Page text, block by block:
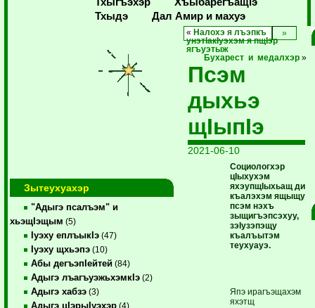
Тхыдэ
Дал Амир и махуэ
Зытеухуахэр
"Адыгэ псалъэм" и
хьэщIэщым (5)
Iуэху еплъыкIэ (47)
Iуэху щхьэпэ (10)
Абы дегъэпIейтей (84)
Адыгэ лъагъуэжьхэмкIэ (2)
Адыгэ хабзэ (3)
Адыгэ цIэрыIуэхэр (4)
« Налохэ я лъэпкъ
унэтIакIуэхэм я пщIэр
ягъуэтыж
Бухарест и медалхэр »
Псэм
дыхьэ
щIыпIэ
2021-06-10
Социологхэр
цIыхухэм
яхэупщIыхьащ ди
къалэхэм ящыщу
псэм нэхъ
зыщигъэпсэхуу,
зэIузэпэщу
къалъытэм
теухуауэ.
Япэ ирагъэщахэм
яхэтщ